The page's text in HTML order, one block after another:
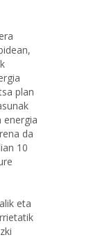
plan
energia
da
10
eta